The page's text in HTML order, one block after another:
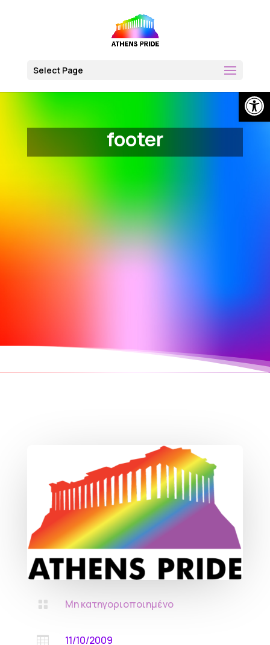
Select Page
footer
 Μη κατηγοριοποιημένο
 11/10/2009